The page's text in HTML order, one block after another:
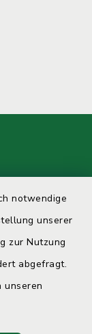
notwendige
unserer
zur Nutzung
abgefragt.
unseren